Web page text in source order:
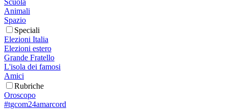
Animali
Spazio
Speciali
Elezioni Italia
Elezioni estero
Grande Fratello
L'isola dei famosi
Amici
Rubriche
Oroscopo
#tgcom24amarcord